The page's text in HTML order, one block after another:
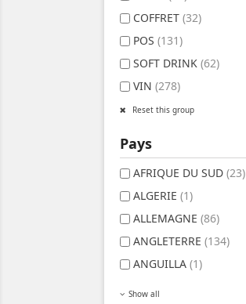
COFFRET (32)
POS (131)
SOFT DRINK (62)
VIN (278)
Reset this group
Pays
AFRIQUE DU SUD (23)
ALGERIE (1)
ALLEMAGNE (86)
ANGLETERRE (134)
ANGUILLA (1)
Show all